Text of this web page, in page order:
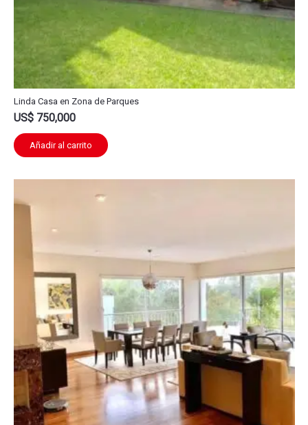
Linda Casa en Zona de Parques
US$ 750,000
Añadir al carrito